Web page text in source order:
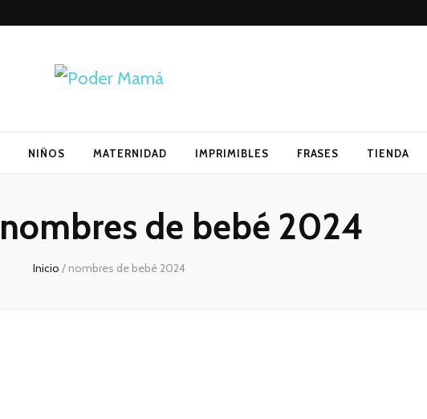
NIÑOS MATERNIDAD IMPRIMIBLES FRASES TIENDA
nombres de bebé 2024
Inicio / nombres de bebé 2024